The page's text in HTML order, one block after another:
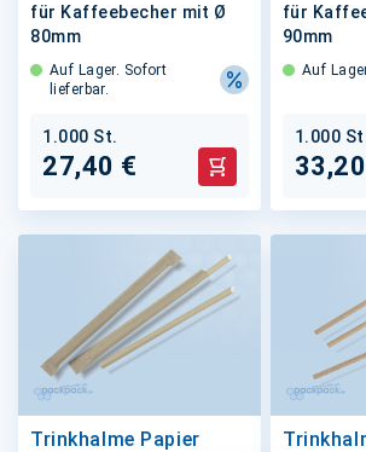
für Kaffeebecher mit Ø
80mm
Auf Lager. Sofort
lieferbar.
1.000 St.
27,40 € In den Warenkorb
für
90mm
Auf
1.000
Trinkhalme Papier